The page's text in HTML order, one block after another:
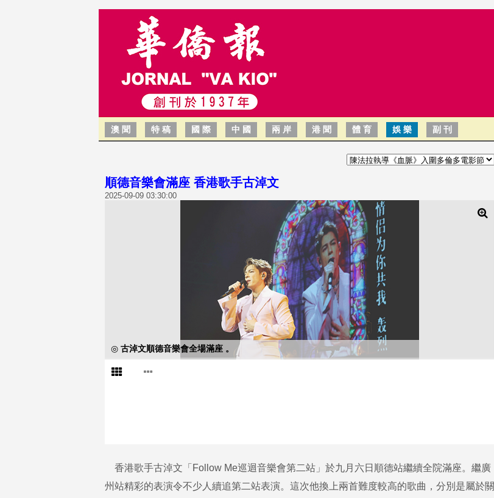
澳 聞 特 稿 國 際 中 國 兩 岸 港 聞 體 育 娛 樂 副 刊
順德音樂會滿座 香港歌手古淖文
2025-09-09 03:30:00
◎ 古淖文順德音樂會全場滿座 。
香港歌手古淖文「Follow Me巡迴音樂會第二站」於九月六日順德站繼續全院滿座。繼廣
州站精彩的表演令不少人續追第二站表演。這次他換上兩首難度較高的歌曲，分別是屬於關